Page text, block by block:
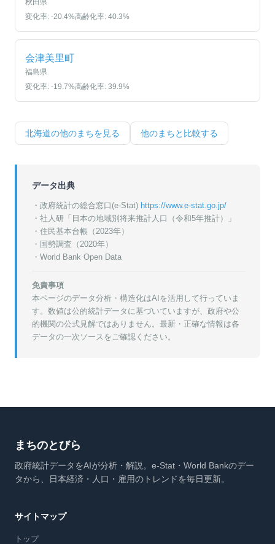
秋田県
変化率: -20.4%高齢化率: 40.3%
会津美里町
福島県
変化率: -19.7%高齢化率: 39.9%
北海道の他のまちを見る 他のまちと比較する
データ出典
・政府統計の総合窓口(e-Stat) https://www.e-stat.go.jp/
・ 社人研「日本の地域別将来推計人口（令和5年推計）」
・ 住民基本台帳（2023年）
・ 国勢調査（2020年）
・World Bank Open Data
免責事項
本ページのデータ分析・構造化はAIを活用して行っていま
す。数値は公的統計データに基づいていますが、政府や公
的機関の公式見解ではありません。最新・正確な情報は各
データの一次ソースをご確認ください。
まちのとびら
政府統計データをAIが分析・解説。e-Stat・World Bankのデー
タから、日本経済・人口・雇用のトレンドを毎日更新。
サイトマップ
トップ